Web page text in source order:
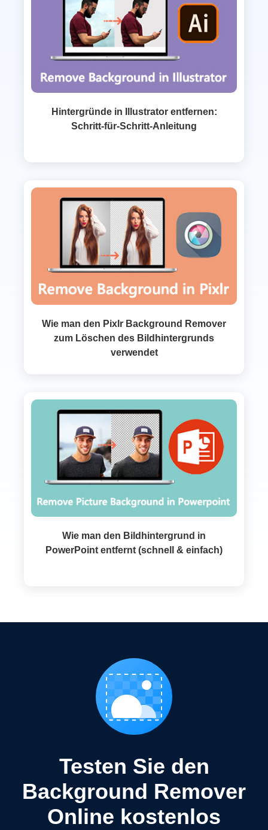
Hintergründe in Illustrator entfernen:
Schritt‑für‑Schritt‑Anleitung
Wie man den Pixlr Background Remover
zum Löschen des Bildhintergrunds
verwendet
Wie man den Bildhintergrund in
PowerPoint entfernt (schnell & einfach)
Testen Sie den
Background Remover
Online kostenlos